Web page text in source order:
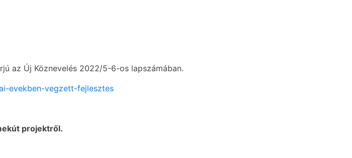
az Új Köznevelés 2022/5-6-os lapszámában.
evekben-vegzett-fejlesztes
projektről.